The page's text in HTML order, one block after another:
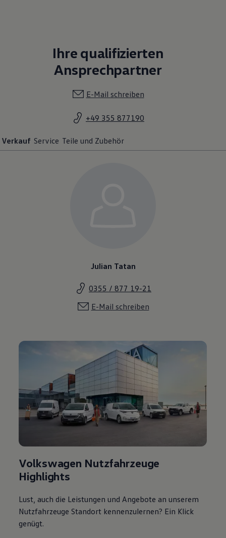
Ihre qualifizierten
Ansprechpartner
E-Mail schreiben
+49 355 877190
Verkauf Service Teile und Zubehör
Julian Tatan
0355 / 877 19-21
E-Mail schreiben
Volkswagen Nutzfahrzeuge
Highlights
Lust, auch die Leistungen und Angebote an unserem
Nutzfahrzeuge Standort kennenzulernen? Ein Klick
genügt.